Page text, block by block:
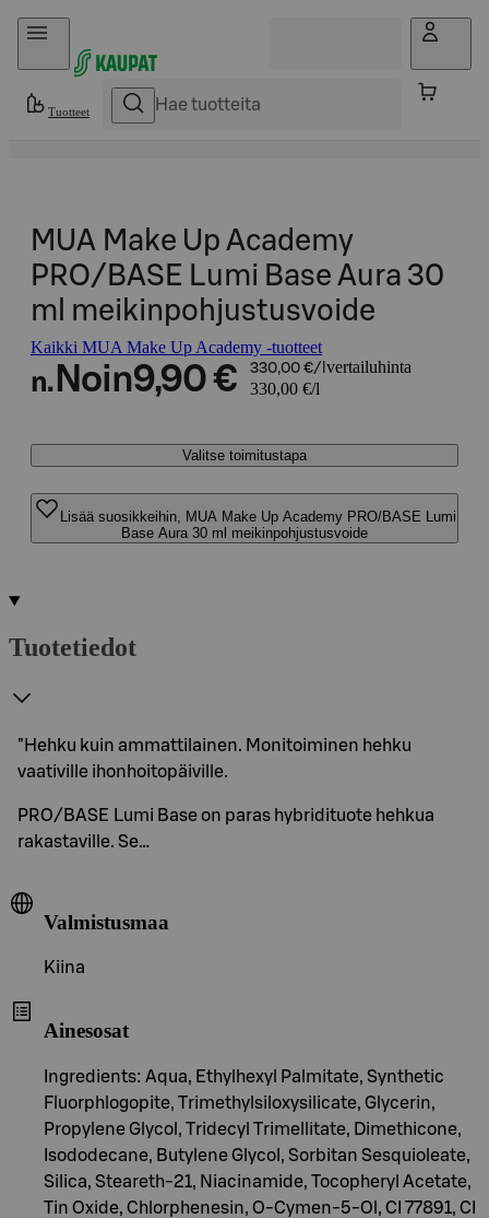
Hyppää sisältöön
Tuotteet
MUA Make Up Academy
PRO/BASE Lumi Base Aura 30
ml meikinpohjustusvoide
Kaikki MUA Make Up Academy -tuotteet
n. Noin9,90 € 330,00 €/l vertailuhinta
330,00 €/l
Valitse toimitustapa
Lisää suosikkeihin, MUA Make Up Academy PRO/BASE Lumi
Base Aura 30 ml meikinpohjustusvoide
Tuotetiedot
"Hehku kuin ammattilainen. Monitoiminen hehku
vaativille ihonhoitopäiville.
PRO/BASE Lumi Base on paras hybridituote hehkua
rakastaville. Se…
Valmistusmaa
Kiina
Ainesosat
Ingredients: Aqua, Ethylhexyl Palmitate, Synthetic
Fluorphlogopite, Trimethylsiloxysilicate, Glycerin,
Propylene Glycol, Tridecyl Trimellitate, Dimethicone,
Isododecane, Butylene Glycol, Sorbitan Sesquioleate,
Silica, Steareth-21, Niacinamide, Tocopheryl Acetate,
Tin Oxide, Chlorphenesin, O-Cymen-5-Ol, CI 77891, CI